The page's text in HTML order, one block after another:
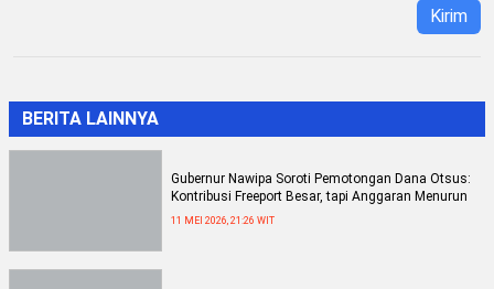
Kirim
BERITA LAINNYA
Gubernur Nawipa Soroti Pemotongan Dana Otsus:
Kontribusi Freeport Besar, tapi Anggaran Menurun
11 MEI 2026, 21:26 WIT